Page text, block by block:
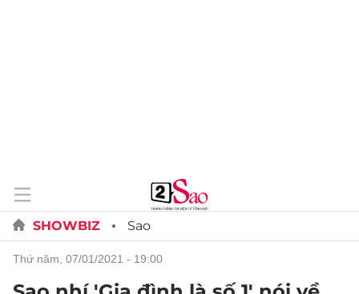
SHOWBIZ Sao
thứ năm, 07/01/2021 - 19:00